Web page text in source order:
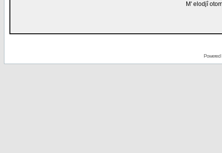
M' elodjî
Powered